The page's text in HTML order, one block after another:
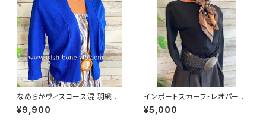
なめらかヴィスコース混 羽織り
カーディガン USAインポート/ブ
ルー
¥9,900
インポートスカーフ・レオパード/
ヒョウ柄 小さめスカーフ ツヤス
カーフ・バッグスカーフ/レオパー
¥5,000